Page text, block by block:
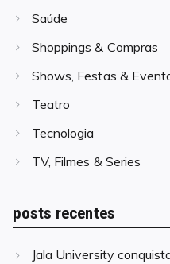
Saúde
Shoppings & Compras
Shows, Festas &
Teatro
Tecnologia
TV, Filmes & Series
posts recentes
Jala University